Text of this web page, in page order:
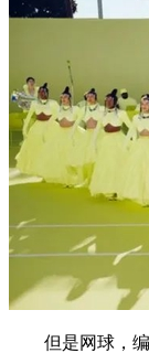
但是网球，编